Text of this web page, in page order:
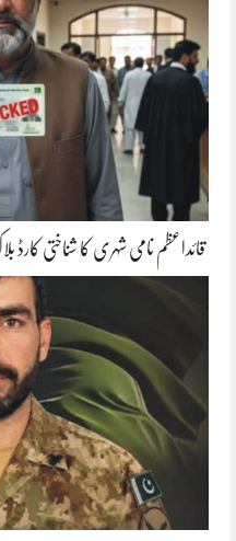
قائداعظم نامی شہری کا شناختی